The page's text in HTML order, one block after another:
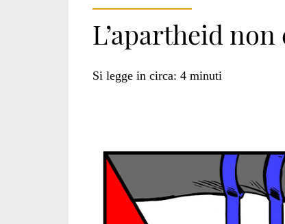
L’apartheid non
Si legge in circa: 4 minuti